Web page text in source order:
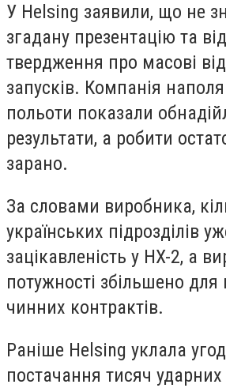
У Helsing заявили, що не
згадану презентацію та
твердження про масові
запусків. Компанія
польоти показали
результати, а робити
зарано.
За словами виробника,
українських підрозділів
зацікавленість у HX-2, а
потужності збільшено
чинних контрактів.
Раніше Helsing уклала
постачання тисяч ударних